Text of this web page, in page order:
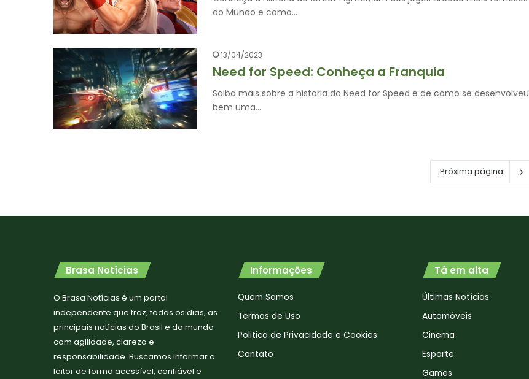
do Mundo e como…
13/04/2023
Need for Speed: Conheça a Franquia
Saiba mais sobre a historia do Need for Speed e de como se desenvolveu
bem uma…
Próxima página
Brasa Notícias
O Brasa Notícias é um portal
independente que traz, todos os dias, as
principais notícias do Brasil e do mundo
com agilidade, clareza e
responsabilidade. Buscamos informar o
leitor de forma acessível, confiável e
Informações
Quem Somos
Termos de Uso
Politica de Privacidade e Cookies
Contato
Tá em alta
Últimas Notícias
Automóveis
Cinema
Esporte
Games